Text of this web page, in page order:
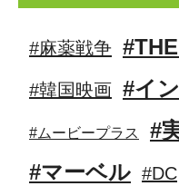
#麻薬戦争
#韓国映画 #イ
#ムービープラス #
#マーベル #DC